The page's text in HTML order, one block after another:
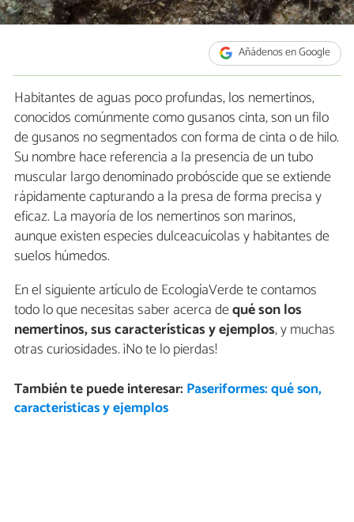
Añádenos en Google
Habitantes de aguas poco profundas, los nemertinos,
conocidos comúnmente como gusanos cinta, son un filo
de gusanos no segmentados con forma de cinta o de hilo.
Su nombre hace referencia a la presencia de un tubo
muscular largo denominado probóscide que se extiende
rápidamente capturando a la presa de forma precisa y
eficaz. La mayoría de los nemertinos son marinos,
aunque existen especies dulceacuícolas y habitantes de
suelos húmedos.
En el siguiente artículo de EcologíaVerde te contamos
todo lo que necesitas saber acerca dequé son los
nemertinos, sus características y ejemplos, y muchas
otras curiosidades. ¡No te lo pierdas!
También te puede interesar: Paseriformes: qué son,
características y ejemplos